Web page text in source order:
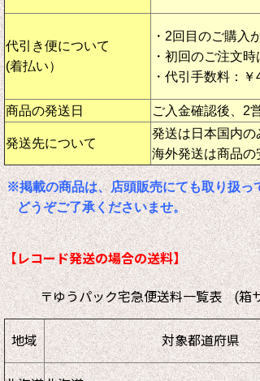
代引き便について
(着払い）
・2回目のご購入
・初回のご注文
・代引手数料：￥
商品の発送日 ご入金確認後、2
発送先について
発送は日本国内の
海外発送は商品の
※掲載の商品は、店頭販売にても取り扱っ
どうぞご了承くださいませ。
【レコード発送の場合の送料】
〒ゆうパック宅急便送料一覧表 (箱サ
地域 対象都道府県